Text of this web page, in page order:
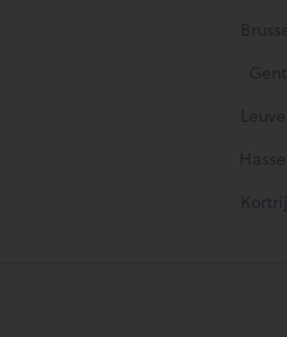
Gent
Leuven
Kortrijk